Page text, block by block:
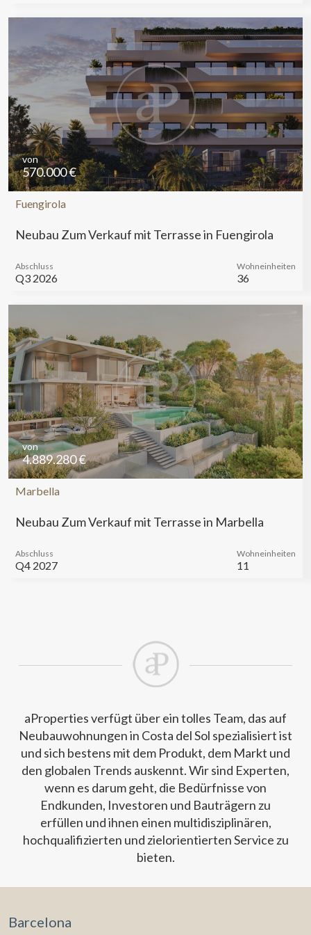
von
570.000 €
Fuengirola
Neubau Zum Verkauf mit Terrasse in Fuengirola
Abschluss
Q3 2026
Wohneinheiten
36
von
4.889.280 €
Marbella
Neubau Zum Verkauf mit Terrasse in Marbella
Abschluss
Q4 2027
Wohneinheiten
11
aProperties verfügt über ein tolles Team, das auf
Neubauwohnungen in Costa del Sol spezialisiert ist
und sich bestens mit dem Produkt, dem Markt und
den globalen Trends auskennt. Wir sind Experten,
wenn es darum geht, die Bedürfnisse von
Endkunden, Investoren und Bauträgern zu
erfüllen und ihnen einen multidisziplinären,
hochqualifizierten und zielorientierten Service zu
bieten.
Barcelona